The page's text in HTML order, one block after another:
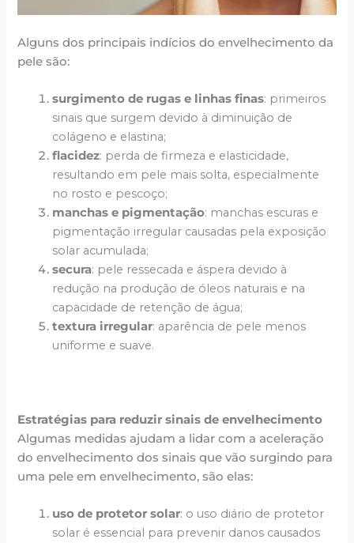
Alguns dos principais indícios do envelhecimento da
pele são:
surgimento de rugas e linhas finas: primeiros
sinais que surgem devido à diminuição de
colágeno e elastina;
flacidez: perda de firmeza e elasticidade,
resultando em pele mais solta, especialmente
no rosto e pescoço;
manchas e pigmentação: manchas escuras e
pigmentação irregular causadas pela exposição
solar acumulada;
secura: pele ressecada e áspera devido à
redução na produção de óleos naturais e na
capacidade de retenção de água;
textura irregular: aparência de pele menos
uniforme e suave.
Estratégias para reduzir sinais de envelhecimento
Algumas medidas ajudam a lidar com a aceleração
do envelhecimento dos sinais que vão surgindo para
uma pele em envelhecimento, são elas:
uso de protetor solar: o uso diário de protetor
solar é essencial para prevenir danos causados